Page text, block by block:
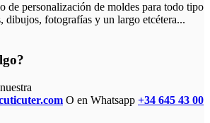
de personalización de moldes para todo tipo
dibujos, fotografías y un largo etcétera...
O en Whatsapp +34 645 43 00